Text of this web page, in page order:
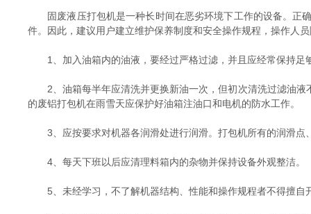
固废液压打包机是一种长时间在恶劣环境下工作的设备。正确
件。因此，建议用户建立维护保养制度和安全操作规程，操作人
1、加入油箱内的油液，要经过严格过滤，并且应经常保持足
2、油箱每半年应清洗并更换新油一次，但初次清洗过滤油液
的废铝打包机在雨雪天应保护好油箱注油口和电机的防水工作。
3、应按要求对机器各润滑处进行润滑。打包机所有的润滑点
4、每天下班以后应清理料箱内的杂物并保持设备外观整洁。
5、未经学习，不了解机器结构、性能和操作规程者不得擅自